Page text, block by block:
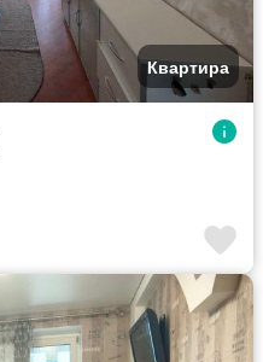
Квартира